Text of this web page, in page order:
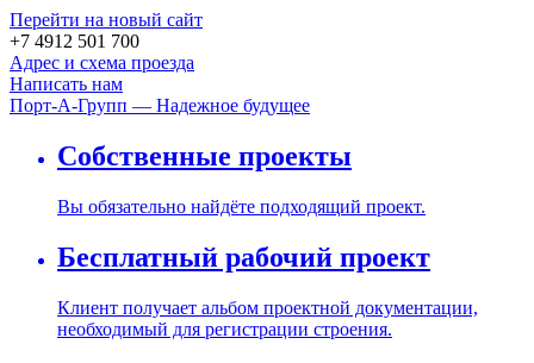
Перейти на новый сайт
+7 4912 501 700
Адрес и схема проезда
Написать нам
Порт-А-Групп — Надежное будущее
Собственные проекты
Вы обязательно найдёте подходящий проект.
Бесплатный рабочий проект
Клиент получает альбом проектной документации,
необходимый для регистрации строения.